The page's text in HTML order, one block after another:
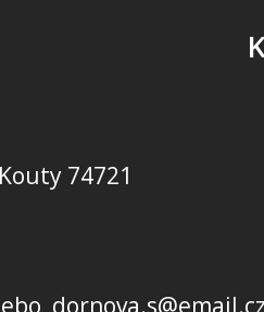
74721
dornova.s@email.cz